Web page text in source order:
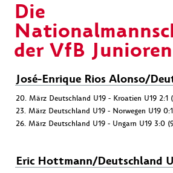
Die
der VfB
José-Enrique Rios Alonso/
20. März Deutschland U19 - Kroatien U19 2:1
23. März Deutschland U19 - Norwegen U19
26. März Deutschland U19 - Ungarn U19 3:0
Eric Hottmann/Deutschland